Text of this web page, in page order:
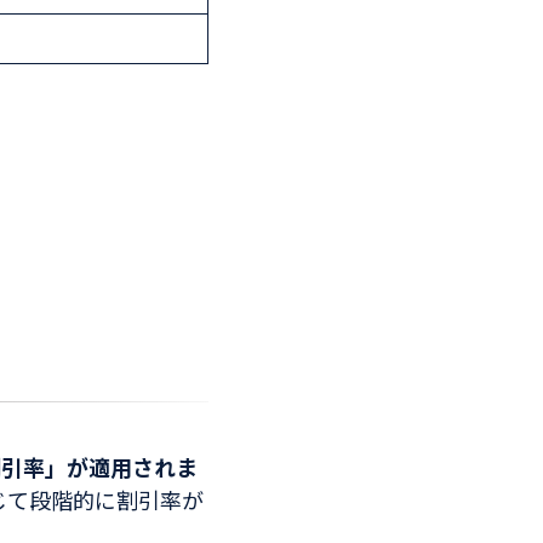
率」が適用されま
段階的に割引率が